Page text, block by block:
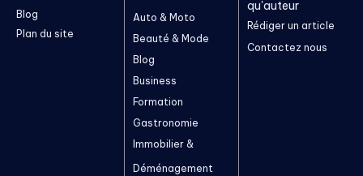
Blog
Plan du site
Auto & Moto
Beauté & Mode
Blog
Business
Formation
Gastronomie
Immobilier &
Déménagement
qu'auteur
Rédiger un article
Contactez nous